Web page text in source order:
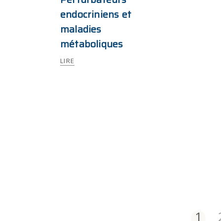
endocriniens et
maladies
métaboliques
LIRE
1